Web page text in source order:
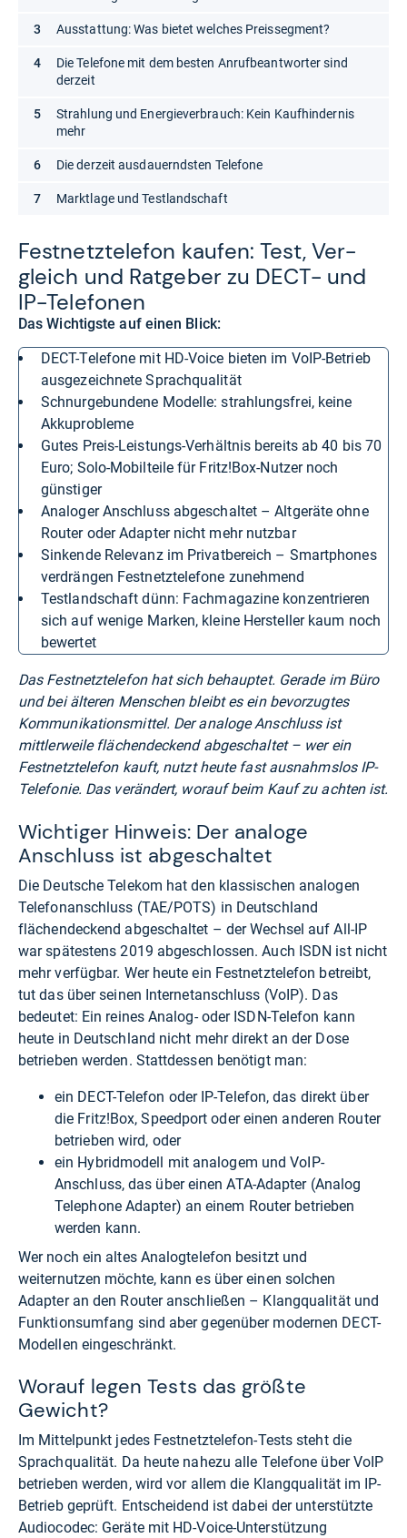
Fest­netz­te­le­fon kau­fen: Test, Ver­
gleich und Rat­ge­ber zu DECT-​ und
IP-​Tele­fo­nen
Das Wichtigste auf einen Blick:
DECT-Telefone mit HD-Voice bieten im VoIP-Betrieb
ausgezeichnete Sprachqualität
Schnurgebundene Modelle: strahlungsfrei, keine
Akkuprobleme
Gutes Preis-Leistungs-Verhältnis bereits ab 40 bis 70
Euro; Solo-Mobilteile für Fritz!Box-Nutzer noch
günstiger
Analoger Anschluss abgeschaltet – Altgeräte ohne
Router oder Adapter nicht mehr nutzbar
Sinkende Relevanz im Privatbereich – Smartphones
verdrängen Festnetztelefone zunehmend
Testlandschaft dünn: Fachmagazine konzentrieren
sich auf wenige Marken, kleine Hersteller kaum noch
bewertet
Das Festnetztelefon hat sich behauptet. Gerade im Büro
und bei älteren Menschen bleibt es ein bevorzugtes
Kommunikationsmittel. Der analoge Anschluss ist
mittlerweile flächendeckend abgeschaltet – wer ein
Festnetztelefon kauft, nutzt heute fast ausnahmslos IP-
Telefonie. Das verändert, worauf beim Kauf zu achten ist.
Wichtiger Hinweis: Der analoge
Anschluss ist abgeschaltet
Die Deutsche Telekom hat den klassischen analogen
Telefonanschluss (TAE/POTS) in Deutschland
flächendeckend abgeschaltet – der Wechsel auf All-IP
war spätestens 2019 abgeschlossen. Auch ISDN ist nicht
mehr verfügbar. Wer heute ein Festnetztelefon betreibt,
tut das über seinen Internetanschluss (VoIP). Das
bedeutet: Ein reines Analog- oder ISDN-Telefon kann
heute in Deutschland nicht mehr direkt an der Dose
betrieben werden. Stattdessen benötigt man:
ein DECT-Telefon oder IP-Telefon, das direkt über
die Fritz!Box, Speedport oder einen anderen Router
betrieben wird, oder
ein Hybridmodell mit analogem und VoIP-
Anschluss, das über einen ATA-Adapter (Analog
Telephone Adapter) an einem Router betrieben
werden kann.
Wer noch ein altes Analogtelefon besitzt und
weiternutzen möchte, kann es über einen solchen
Adapter an den Router anschließen – Klangqualität und
Funktionsumfang sind aber gegenüber modernen DECT-
Modellen eingeschränkt.
Worauf legen Tests das größte
Gewicht?
Im Mittelpunkt jedes Festnetztelefon-Tests steht die
Sprachqualität. Da heute nahezu alle Telefone über VoIP
betrieben werden, wird vor allem die Klangqualität im IP-
Betrieb geprüft. Entscheidend ist dabei der unterstützte
Audiocodec: Geräte mit HD-Voice-Unterstützung
Ausstattung: Was bietet welches Preissegment?
Die Telefone mit dem besten Anrufbeantworter sind
derzeit
Strahlung und Energieverbrauch: Kein Kaufhindernis
mehr
Die derzeit ausdauerndsten Telefone
Marktlage und Testlandschaft